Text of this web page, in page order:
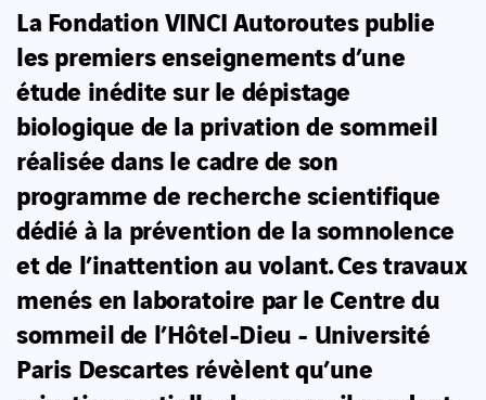
La Fondation VINCI Autoroutes publie
les premiers enseignements d’une
étude inédite sur le dépistage
biologique de la privation de sommeil
réalisée dans le cadre de son
programme de recherche scientifique
dédié à la prévention de la somnolence
et de l’inattention au volant. Ces travaux
menés en laboratoire par le Centre du
sommeil de l’Hôtel-Dieu - Université
Paris Descartes révèlent qu’une